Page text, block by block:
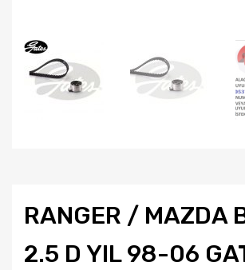
RANGER / MAZDA
2.5 D YIL 98-06